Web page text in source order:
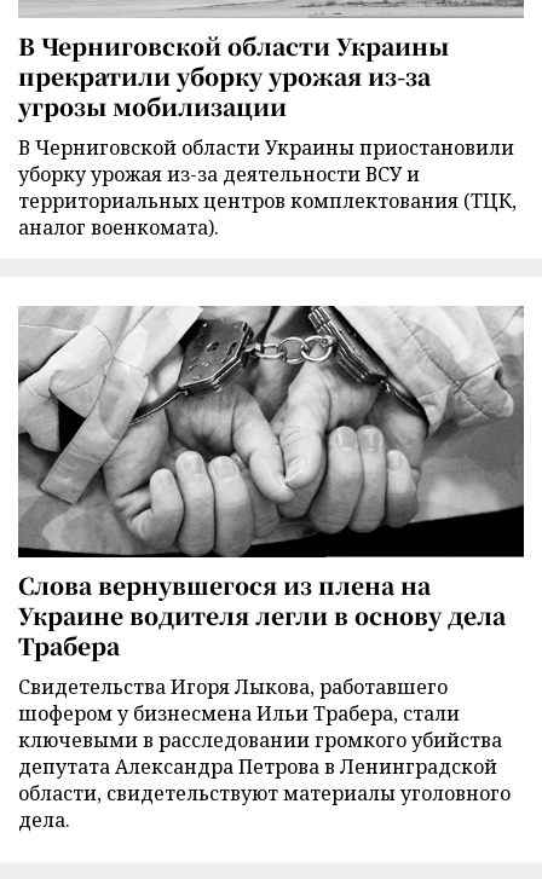
В Черниговской области Украины
прекратили уборку урожая из-за
угрозы мобилизации
В Черниговской области Украины приостановили
уборку урожая из-за деятельности ВСУ и
территориальных центров комплектования (ТЦК,
аналог военкомата).
Слова вернувшегося из плена на
Украине водителя легли в основу дела
Трабера
Свидетельства Игоря Лыкова, работавшего
шофером у бизнесмена Ильи Трабера, стали
ключевыми в расследовании громкого убийства
депутата Александра Петрова в Ленинградской
области, свидетельствуют материалы уголовного
дела.